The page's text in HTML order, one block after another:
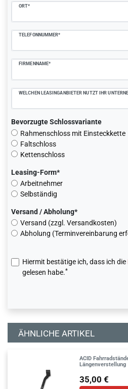
ORT*
TELEFONNUMMER*
FIRMENNAME*
WELCHEN LEASINGANBIETER NUTZT IHR
Bevorzugte Schlossvariante
Rahmenschloss mit Einsteckkette
Faltschloss
Kettenschloss
Leasing-Form*
Arbeitnehmer
Selbständig
Versand / Abholung*
Versand (zzgl. Versandkosten)
Abholung (Terminvereinbarung
Hiermit bestätige ich, dass ich die
gelesen habe.*
ÄHNLICHE ARTIKEL
ACID
Längenverstellung
35,00 €